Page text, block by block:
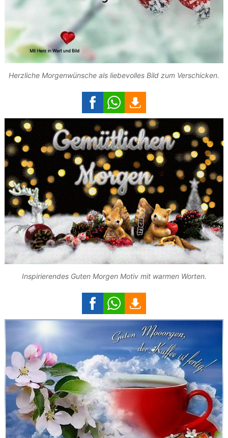
Herzliche Morgenwünsche als liebevolles Bild zum Verschicken.
Inspirierendes Guten Morgen Motiv mit warmen Worten.